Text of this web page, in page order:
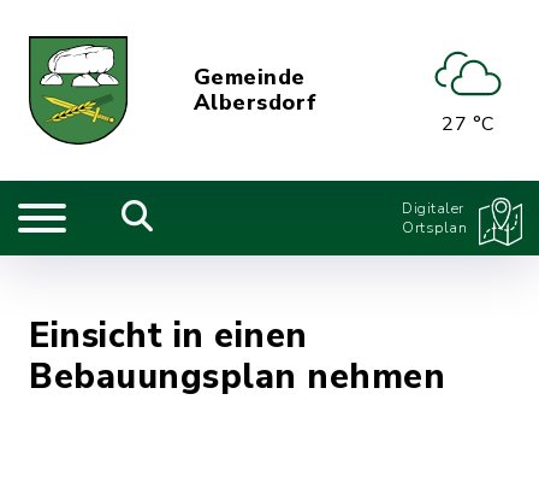
Gemeinde
Albersdorf
27 °C
Digitaler
Ortsplan
Einsicht in einen
Bebauungsplan nehmen